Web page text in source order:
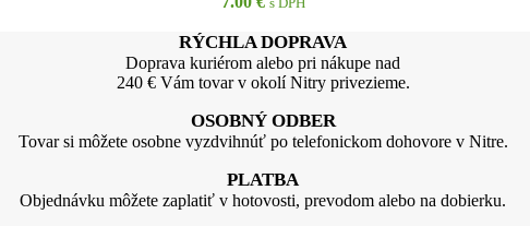
RÝCHLA DOPRAVA
Doprava kuriérom alebo pri nákupe nad
240 € Vám tovar v okolí Nitry privezieme.
OSOBNÝ ODBER
Tovar si môžete osobne vyzdvihnúť po telefonickom dohovore v Nitre.
PLATBA
Objednávku môžete zaplatiť v hotovosti, prevodom alebo na dobierku.